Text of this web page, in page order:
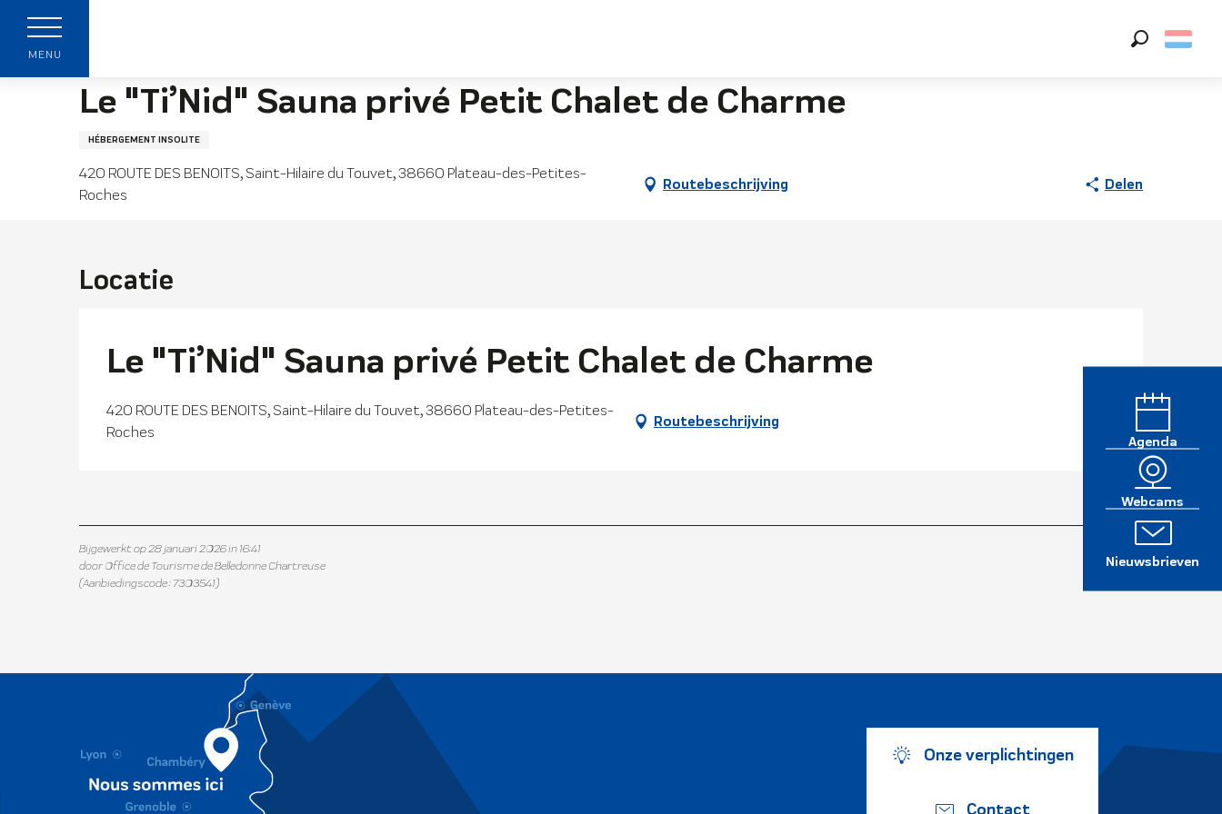
contenu
principal
MENU
Agenda
Webcams
Nieuwsbrieven
Le "Ti’Nid" Sauna privé Petit Chalet de Charme
HÉBERGEMENT INSOLITE
420 ROUTE DES BENOITS, Saint-Hilaire du Touvet, 38660 Plateau-des-Petites-
Roches
Routebeschrijving Delen
Locatie
Le "Ti’Nid" Sauna privé Petit Chalet de Charme
420 ROUTE DES BENOITS, Saint-Hilaire du Touvet, 38660 Plateau-des-Petites-
Roches
Routebeschrijving
Bijgewerkt op 28 januari 2026 in 16:41
door Office de Tourisme de Belledonne Chartreuse
(Aanbiedingscode : 7303541)
Onze verplichtingen
Contact